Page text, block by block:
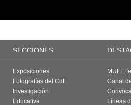
SECCIONES
Exposiciones
Fotografías del CdF
Investigación
Educativa
MUFF,
Canal
Líneas